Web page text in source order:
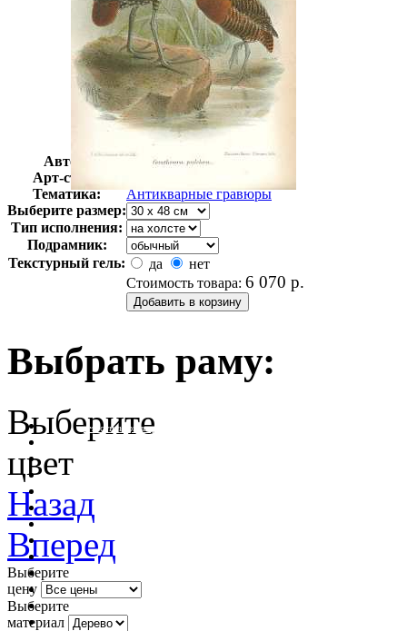
Автор:
Неизвестно
Арт-стиль
Тематика:
Антикварные гравюры
Выберите размер:
Тип исполнения:
Подрамник:
Текстурный гель:
да
нет
Стоимость товара: 6 070 р.
Выбрать раму:
очистить фильтр цвета
Выберите
цвет
Назад
Вперед
Выберите
цену
Выберите
материал